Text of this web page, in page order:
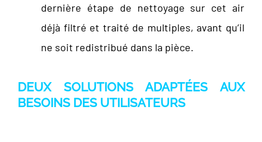
dernière étape de nettoyage sur cet air
déjà filtré et traité de multiples, avant qu’il
ne soit redistribué dans la pièce.
DEUX SOLUTIONS ADAPTÉES AUX
BESOINS DES UTILISATEURS